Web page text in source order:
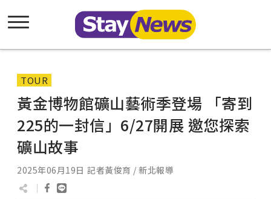
TOUR
黃金博物館礦山藝術季登場 「寄到
225的一封信」6/27開展 邀您探索
礦山故事
2025年06月19日 記者黃俊育 / 新北報導